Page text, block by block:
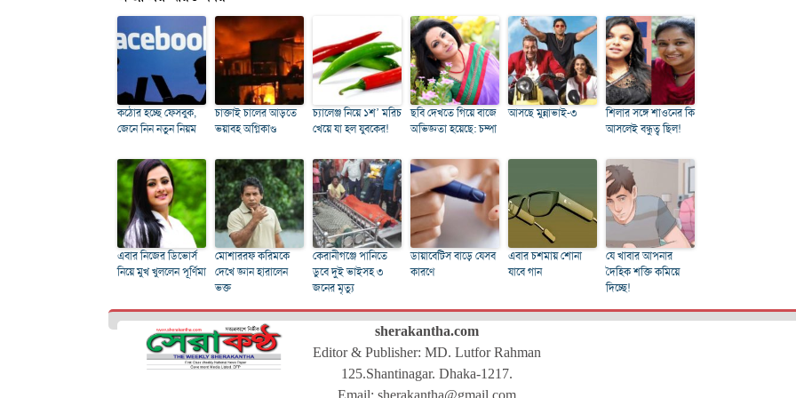
কঠোর হচ্ছে ফেসবুক,
জেনে নিন নতুন নিয়ম
চাক্তাই চালের আড়তে
ভয়াবহ অগ্নিকাণ্ড
চ্যালেঞ্জ নিয়ে ১শ’ মরিচ
খেয়ে যা হল যুবকের!
ছবি দেখতে গিয়ে বাজে
অভিজ্ঞতা হয়েছে: চম্পা
আসছে মুন্নাভাই-৩
শিলার সঙ্গে শাওনের কি
আসলেই বন্ধুত্ব ছিল!
এবার নিজের ডিভোর্স
নিয়ে মুখ খুললেন পূর্ণিমা
মোশাররফ করিমকে
দেখে জ্ঞান হারালেন
ভক্ত
কেরানীগঞ্জে পানিতে
ডুবে দুই ভাইসহ ৩
জনের মৃত্যু
ডায়াবেটিস বাড়ে যেসব
কারণে
এবার চশমায় শোনা
যাবে গান
যে খাবার আপনার
দৈহিক শক্তি কমিয়ে
দিচ্ছে!
sherakantha.com
Editor & Publisher: MD. Lutfor Rahman
125.Shantinagar. Dhaka-1217.
Email: sherakantha@gmail.com